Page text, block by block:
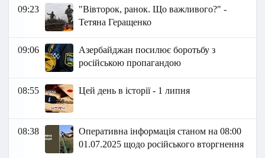
09:23
"Вівторок, ранок. Що важливого?" -
Тетяна Геращенко
09:06
Азербайджан посилює боротьбу з
російською пропагандою
08:55 Цей день в історії - 1 липня
08:38
Оперативна інформація станом на 08:00
01.07.2025 щодо російського вторгнення